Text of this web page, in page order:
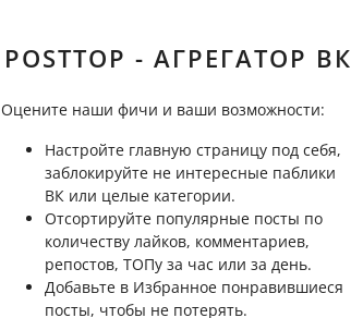
POSTTOP - АГРЕГАТОР ВК
Оцените наши фичи и ваши возможности:
Настройте главную страницу под себя,
заблокируйте не интересные паблики
ВК или целые категории.
Отсортируйте популярные посты по
количеству лайков, комментариев,
репостов, ТОПу за час или за день.
Добавьте в Избранное понравившиеся
посты, чтобы не потерять.